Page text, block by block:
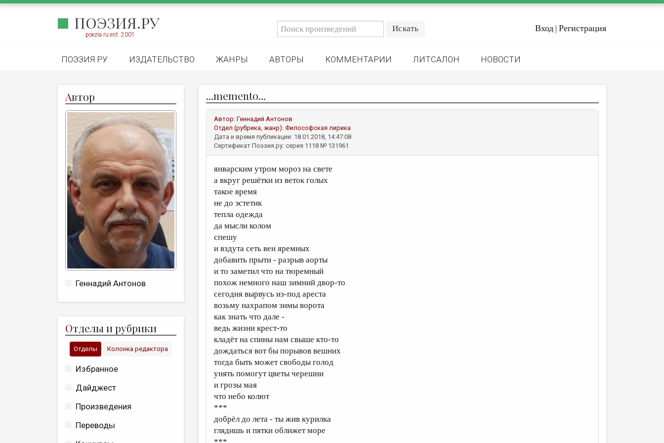
ПОЭЗИЯ.РУ
poezia.ru est. 2001
Вход | Регистрация
ПОЭЗИЯ.РУ ИЗДАТЕЛЬСТВО ЖАНРЫ АВТОРЫ КОММЕНТАРИИ ЛИТСАЛОН НОВОСТИ
Автор
Геннадий Антонов
Отделы и рубрики
Отделы Колонка редактора
Избранное
Дайджест
Произведения
Переводы
...memento...
Автор: Геннадий Антонов
Отдел (рубрика, жанр): Философская лирика
Дата и время публикации: 18.01.2018, 14:47:08
Сертификат Поэзия.ру: серия 1118 № 131961
январским утром мороз на свете
а вкруг решётки из веток голых
такое время
не до эстетик
тепла одежда
да мысли колом
спешу
и вздута сеть вен яремных
добавить прыти - разрыв аорты
и то заметил что на тюремный
похож немного наш зимний двор-то
сегодня вырвусь из-под ареста
возьму нахрапом зимы ворота
как знать что дале -
ведь жизни крест-то
кладёт на спины нам свыше кто-то
дождаться вот бы порывов вешних
тогда быть может свободы голод
унять помогут цветы черешни
и грозы мая
что небо колют
***
добрёл до лета - ты жив курилка
глядишь и пятки оближет море